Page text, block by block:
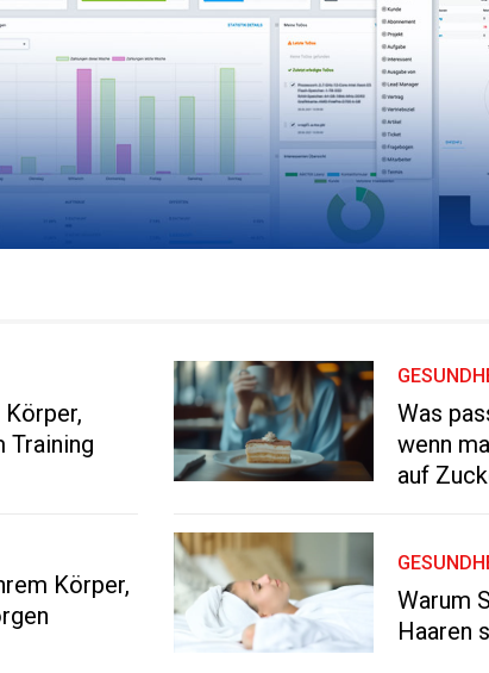
Training
Was
wenn
auf
Körper,
Warum
Haaren